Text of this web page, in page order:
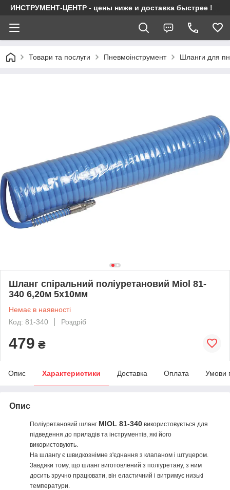
ИНСТРУМЕНТ-ЦЕНТР - цены ниже и доставка быстрее !
Товари та послуги Пневмоінструмент Шланги для
Шланг спіральний поліуретановий Miol 81-
340 6,20м 5х10мм
Немає в наявності
Код: 81-340
Роздріб
479 ₴
Опис Характеристики Доставка Оплата Умови
Опис
Поліуретановий шланг MIOL 81-340 використовується для
підведення до приладів та інструментів, які його
використовують.
На шлангу є швидкознімне з'єднання з клапаном і штуцером.
Завдяки тому, що шланг виготовлений з поліуретану, з ним
досить зручно працювати, він еластичний і витримує низькі
температури.